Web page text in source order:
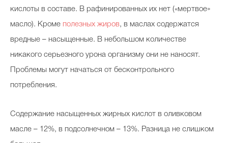
кислоты в составе. В рафинированных их нет («мертвое»
масло). Кроме полезных жиров, в маслах содержатся
вредные – насыщенные. В небольшом количестве
никакого серьезного урона организму они не наносят.
Проблемы могут начаться от бесконтрольного
потребления.
Содержание насыщенных жирных кислот в оливковом
масле – 12%, в подсолнечном – 13%. Разница не слишком